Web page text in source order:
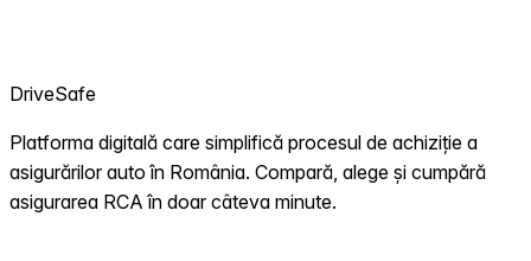
DriveSafe
Platforma digitală care simplifică procesul de achiziție a
asigurărilor auto în România. Compară, alege și cumpără
asigurarea RCA în doar câteva minute.